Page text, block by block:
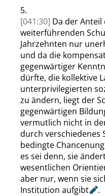
5.
[041:30] Da der
weiterführenden
Jahrzehnten nur
und da die
gegenwärtiger
dürfte, die kollektive
unterprivilegierten
zu ändern, liegt der
gegenwärtigen
vermutlich nicht in
durch verschiedenes
bedingte
es sei denn, sie
wesentlichen
aber nur, wenn sie
Institution aufgibt
.